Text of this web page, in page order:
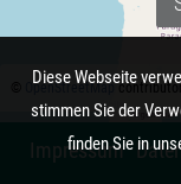
OpenStreetMap
Diese Webseite
stimmen Sie der
finden Sie in
Impressum